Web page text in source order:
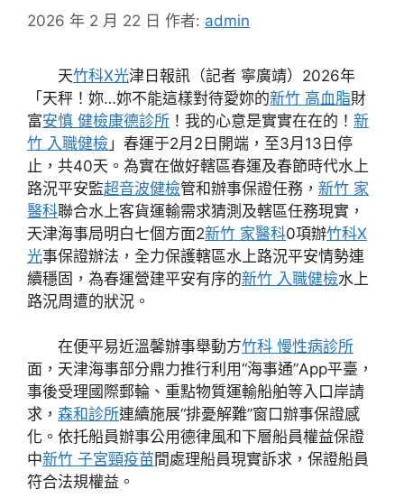
2026 年 2 月 22 日 作者: admin
天竹科X光津日報訊（記者 寧廣靖）2026年
「天秤！妳…妳不能這樣對待愛妳的新竹 高血脂財
富安慎 健檢康德診所 ！我的心意是實實在在的！ 新
竹 入職健檢 」春運于2月2日開端，至3月13日停
止，共40天。為實在做好轄區春運及春節時代水上
路況平安監超音波健檢管和辦事保證任務， 新竹 家
醫科聯合水上客貨運輸需求猜測及轄區任務現實，
天津海事局明白七個方面2新竹 家醫科0項辦竹科X
光事保證辦法，全力保護轄區水上路況平安情勢連
續穩固，為春運營建平安有序的新竹 入職健檢水上
路況周遭的狀況。
在便平易近溫馨辦事舉動方竹科 慢性病診所
面，天津海事部分鼎力推行利用“海事通”App平臺，
事後受理國際郵輪、重點物質運輸船舶等入口岸請
求， 森和診所連續施展“排憂解難”窗口辦事保證感
化。依托船員辦事公用德律風和下層船員權益保證
中新竹 子宮頸疫苗間處理船員現實訴求，保證船員
符合法規權益。